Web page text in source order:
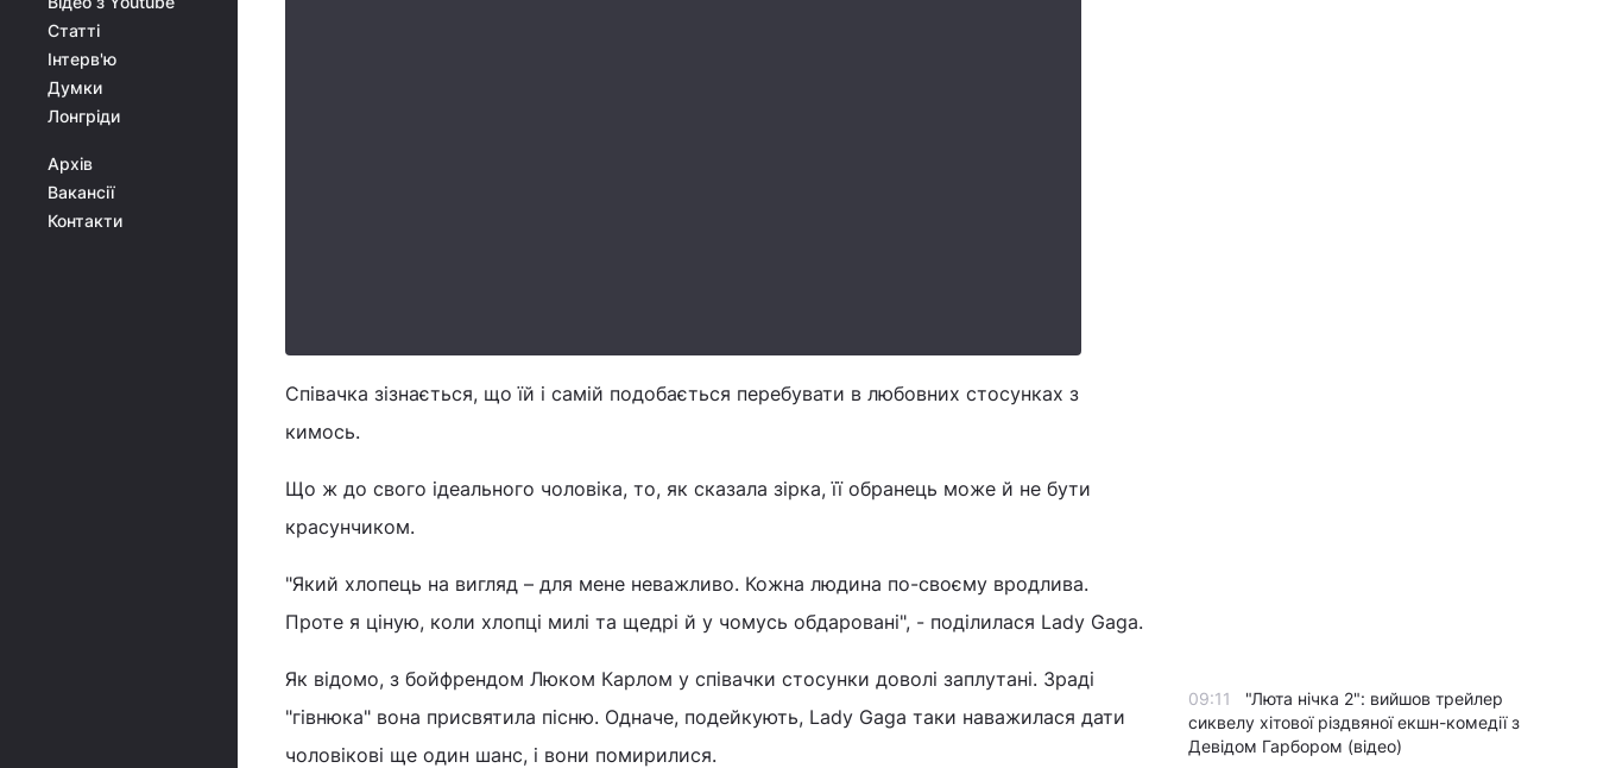
Статті
Інтерв'ю
Думки
Лонгріди
Архів
Вакансії
Контакти
Співачка зізнається, що їй і самій подобається перебувати в любовних стосунках з
кимось.
Що ж до свого ідеального чоловіка, то, як сказала зірка, її обранець може й не бути
красунчиком.
"Який хлопець на вигляд – для мене неважливо. Кожна людина по-своєму вродлива.
Проте я ціную, коли хлопці милі та щедрі й у чомусь обдаровані", - поділилася Lady Gaga.
Як відомо, з бойфрендом Люком Карлом у співачки стосунки доволі заплутані. Зраді
"гівнюка" вона присвятила пісню. Одначе, подейкують, Lady Gaga таки наважилася дати
чоловікові ще один шанс, і вони помирилися.
09:11
"Люта нічка 2": вийшов трейлер
сиквелу хітової різдвяної екшн-комедії з
Девідом Гарбором (відео)